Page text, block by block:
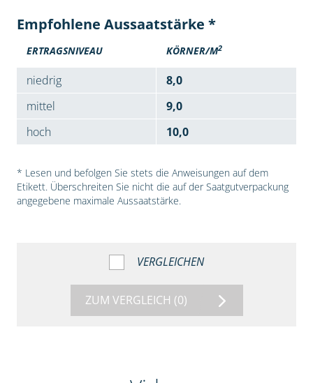
Empfohlene Aussaatstärke *
ERTRAGSNIVEAU KÖRNER/M2
niedrig
8,0
mittel
9,0
hoch
10,0
* Lesen und befolgen Sie stets die Anweisungen auf dem
Etikett. Überschreiten Sie nicht die auf der Saatgutverpackung
angegebene maximale Aussaatstärke.
VERGLEICHEN
ZUM VERGLEICH (0)